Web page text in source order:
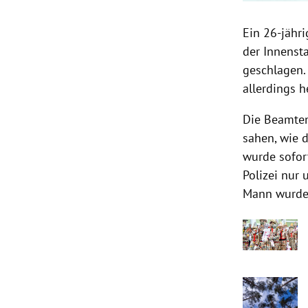
Ein 26-
der
allerdings
Die
sahen, wie
wurde
Polizei nur
Mann